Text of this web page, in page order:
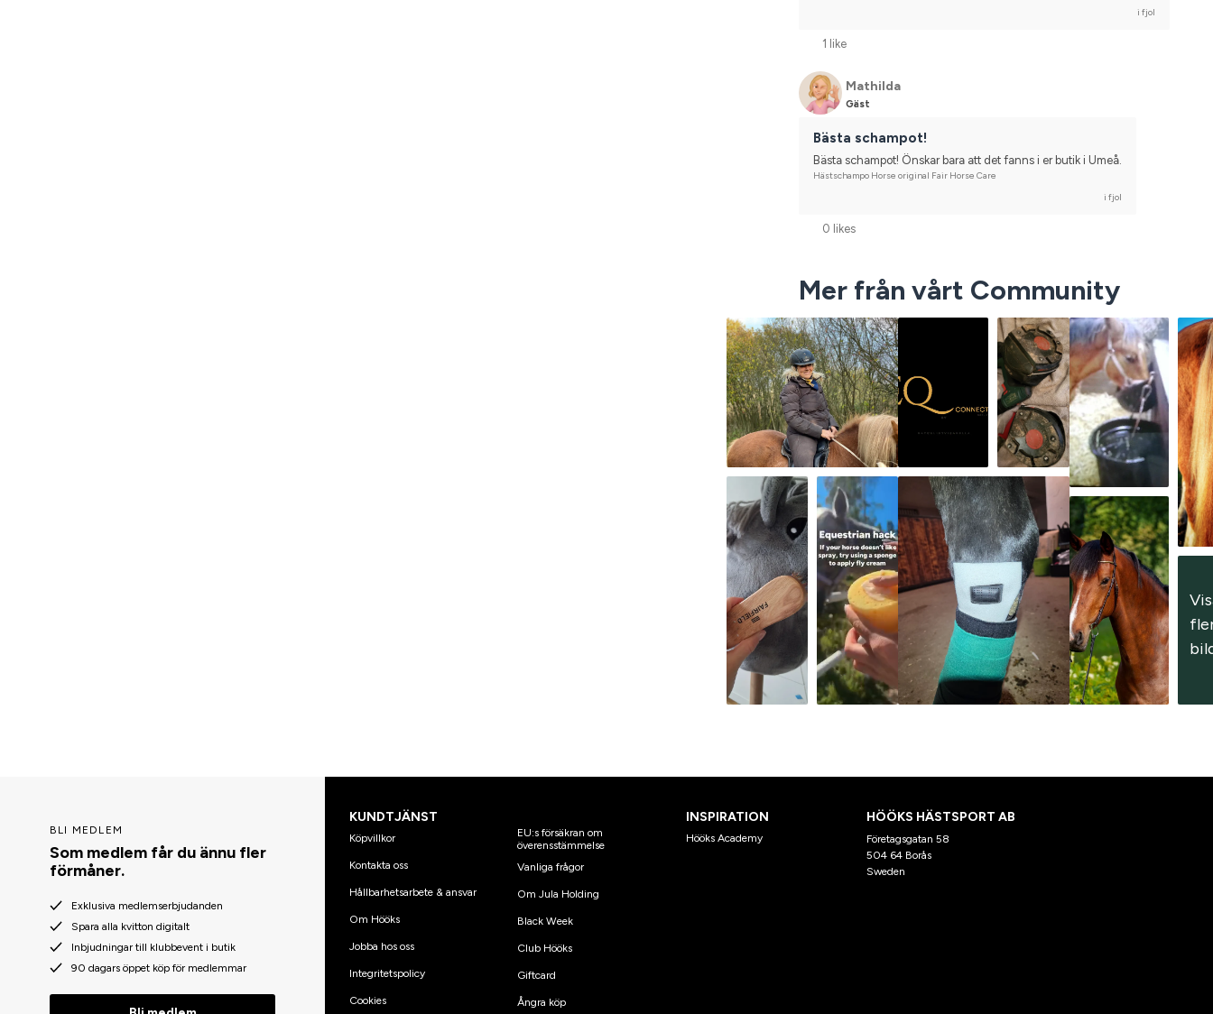
i fjol
1 like
Mathilda
Gäst
Bästa schampot!
Bästa schampot! Önskar bara att det fanns i er butik i Umeå.
Hästschampo Horse original Fair Horse Care
i fjol
0 likes
Mer från vårt Community
BLI MEDLEM
Som medlem får du ännu fler
förmåner.
Exklusiva medlemserbjudanden
Spara alla kvitton digitalt
Inbjudningar till klubbevent i butik
90 dagars öppet köp för medlemmar
KUNDTJÄNST
Köpvillkor
Kontakta oss
Hållbarhetsarbete & ansvar
Om Hööks
Jobba hos oss
Integritetspolicy
Cookies
EU:s försäkran om
överensstämmelse
Vanliga frågor
Om Jula Holding
Black Week
Club Hööks
Giftcard
Ångra köp
INSPIRATION
Hööks Academy
HÖÖKS HÄSTSPORT AB
Företagsgatan 58
504 64 Borås
Sweden